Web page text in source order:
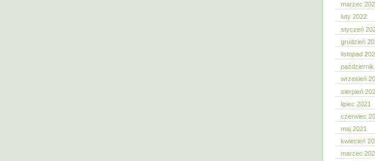
marzec
luty 2022
styczeń
grudzień
listopad
październik
wrzesień
sierpień
lipiec 2021
czerwiec
maj 2021
kwiecień
marzec